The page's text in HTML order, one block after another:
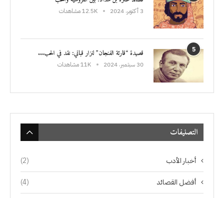
3 أكتوبر، 2024 12.5K مشاهدات
5 قصيدة “قارئة الفنجان” لنزار قباني: نقد في الحب...
30 سبتمبر، 2024 11K مشاهدات
التصنيفات
أخبار الأدب (2)
أفضل القصائد (4)